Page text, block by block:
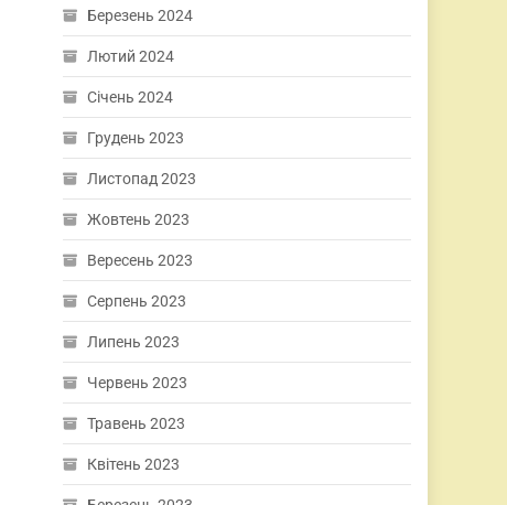
Березень 2024
Лютий 2024
Січень 2024
Грудень 2023
Листопад 2023
Жовтень 2023
Вересень 2023
Серпень 2023
Липень 2023
Червень 2023
Травень 2023
Квітень 2023